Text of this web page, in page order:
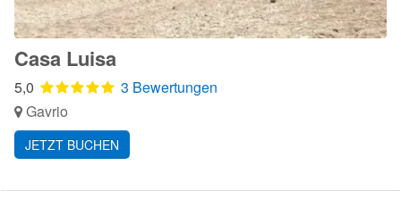
Casa Luisa
5,0
3 Bewertungen
Gavrio
JETZT BUCHEN